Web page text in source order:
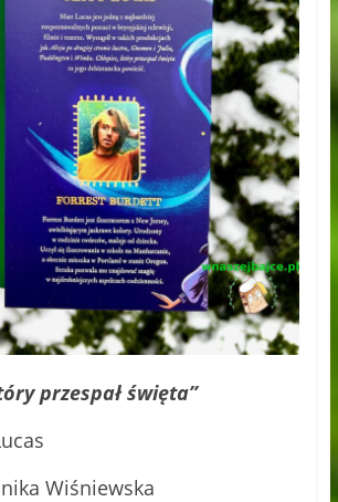
przespał święta”
Wiśniewska